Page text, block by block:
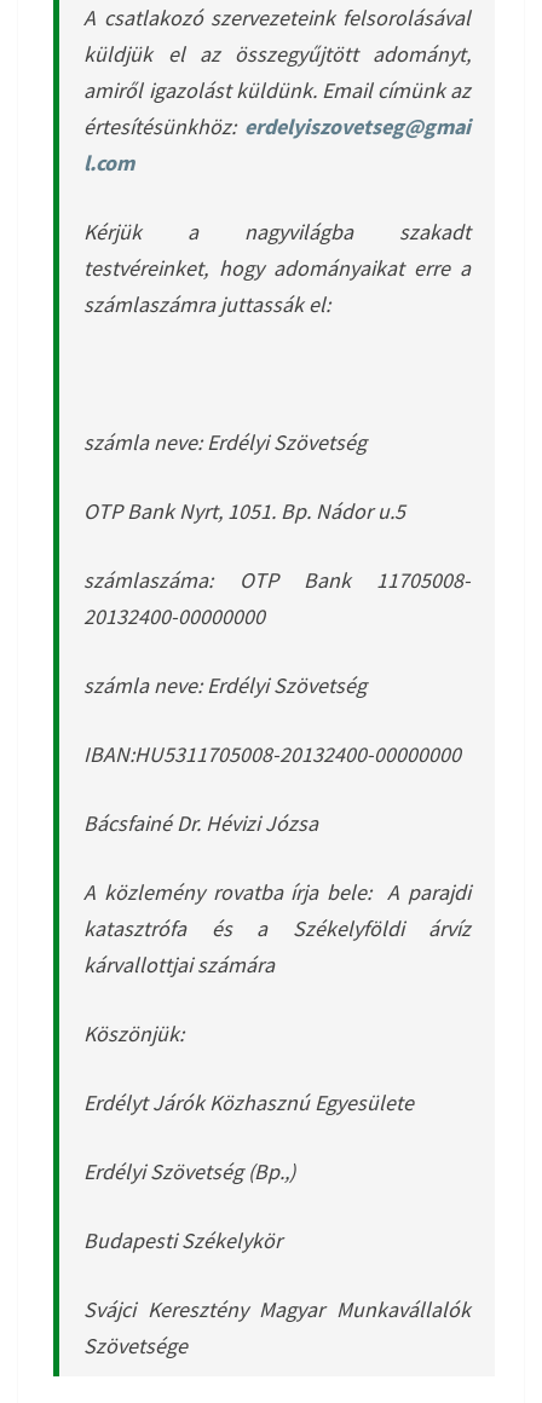
A csatlakozó szervezeteink felsorolásával
küldjük el az összegyűjtött adományt,
amiről igazolást küldünk. Email címünk az
értesítésünkhöz: erdelyiszovetseg@gmai
l.com
Kérjük a nagyvilágba szakadt
testvéreinket, hogy adományaikat erre a
számlaszámra juttassák el:
számla neve: Erdélyi Szövetség
OTP Bank Nyrt, 1051. Bp. Nádor u.5
számlaszáma: OTP Bank 11705008-
20132400-00000000
számla neve: Erdélyi Szövetség
IBAN:HU5311705008-20132400-00000000
Bácsfainé Dr. Hévizi Józsa
A közlemény rovatba írja bele: A parajdi
katasztrófa és a Székelyföldi árvíz
kárvallottjai számára
Köszönjük:
Erdélyt Járók Közhasznú Egyesülete
Erdélyi Szövetség (Bp.,)
Budapesti Székelykör
Svájci Keresztény Magyar Munkavállalók
Szövetsége